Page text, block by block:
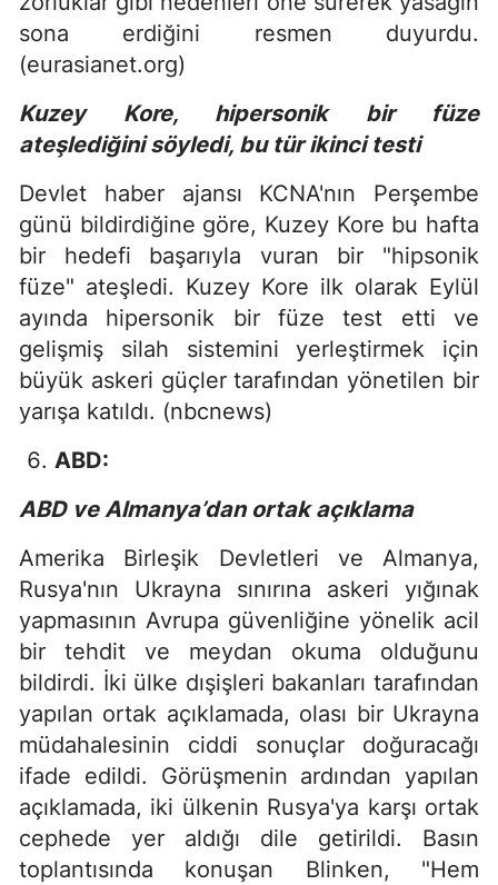
sona erdiğini resmen duyurdu.
(eurasianet.org)
Kuzey Kore, hipersonik bir füze
ateşlediğini söyledi, bu tür ikinci testi
Devlet haber ajansı KCNA'nın Perşembe
günü bildirdiğine göre, Kuzey Kore bu hafta
bir hedefi başarıyla vuran bir "hipsonik
füze" ateşledi. Kuzey Kore ilk olarak Eylül
ayında hipersonik bir füze test etti ve
gelişmiş silah sistemini yerleştirmek için
büyük askeri güçler tarafından yönetilen bir
yarışa katıldı. (nbcnews)
ABD:
ABD ve Almanya’dan ortak açıklama
Amerika Birleşik Devletleri ve Almanya,
Rusya'nın Ukrayna sınırına askeri yığınak
yapmasının Avrupa güvenliğine yönelik acil
bir tehdit ve meydan okuma olduğunu
bildirdi. İki ülke dışişleri bakanları tarafından
yapılan ortak açıklamada, olası bir Ukrayna
müdahalesinin ciddi sonuçlar doğuracağı
ifade edildi. Görüşmenin ardından yapılan
açıklamada, iki ülkenin Rusya'ya karşı ortak
cephede yer aldığı dile getirildi. Basın
toplantısında konuşan Blinken, "Hem